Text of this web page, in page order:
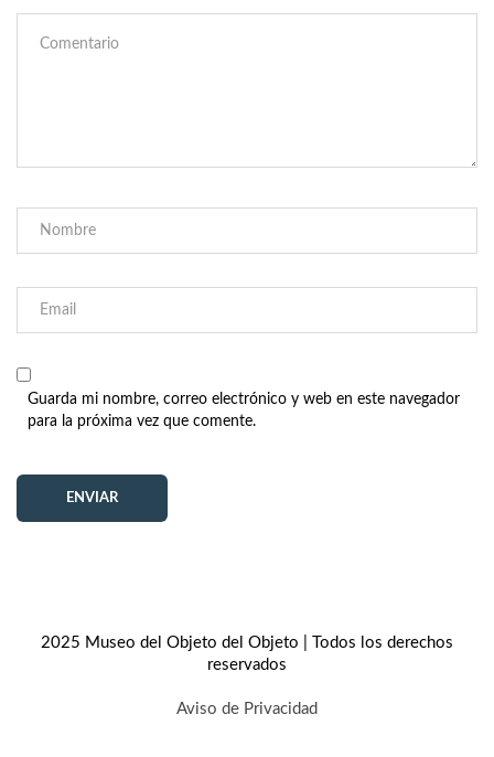
Guarda mi nombre, correo electrónico y web en este navegador
para la próxima vez que comente.
2025 Museo del Objeto del Objeto | Todos los derechos
reservados
Aviso de Privacidad